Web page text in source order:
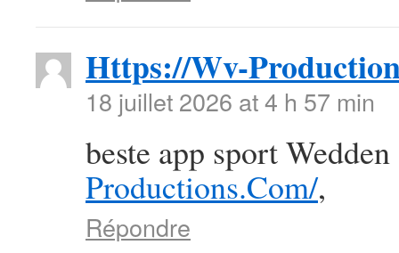
Https://Wv-
18 juillet 2026 at 4 h 57 min
beste app sport
Productions.Com/,
Répondre